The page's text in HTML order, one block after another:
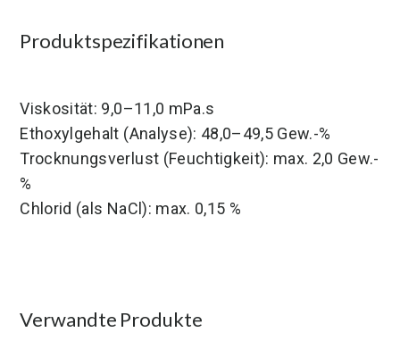
Produktspezifikationen
Viskosität: 9,0–11,0 mPa.s
Ethoxylgehalt (Analyse): 48,0–49,5 Gew.-%
Trocknungsverlust (Feuchtigkeit): max. 2,0 Gew.-
%
Chlorid (als NaCl): max. 0,15 %
Verwandte Produkte